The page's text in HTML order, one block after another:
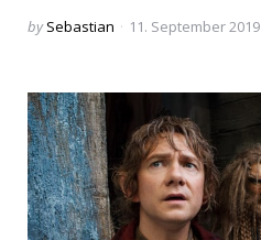
Posted
by Sebastian 11. September 2019